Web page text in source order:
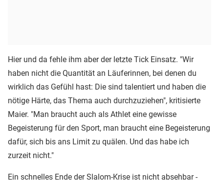
Hier und da fehle ihm aber der letzte Tick Einsatz. "Wir
haben nicht die Quantität an Läuferinnen, bei denen du
wirklich das Gefühl hast: Die sind talentiert und haben die
nötige Härte, das Thema auch durchzuziehen", kritisierte
Maier. "Man braucht auch als Athlet eine gewisse
Begeisterung für den Sport, man braucht eine Begeisterung
dafür, sich bis ans Limit zu quälen. Und das habe ich
zurzeit nicht."
Ein schnelles Ende der Slalom-Krise ist nicht absehbar -